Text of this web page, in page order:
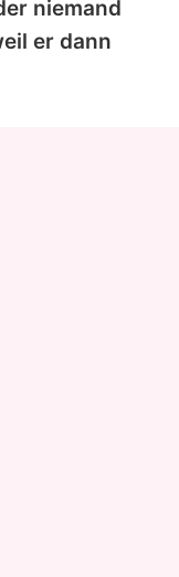
niemand
er dann